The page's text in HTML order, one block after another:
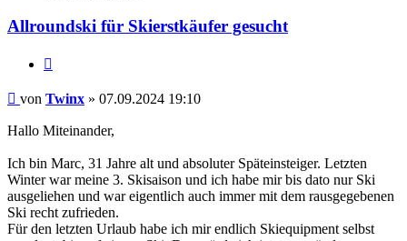
Allroundski für Skierstkäufer gesucht
Beitrag
von Twinx » 07.09.2024 19:10
Hallo Miteinander,
Ich bin Marc, 31 Jahre alt und absoluter Späteinsteiger. Letzten
Winter war meine 3. Skisaison und ich habe mir bis dato nur Ski
ausgeliehen und war eigentlich auch immer mit dem rausgegebenen
Ski recht zufrieden.
Für den letzten Urlaub habe ich mir endlich Skiequipment selbst